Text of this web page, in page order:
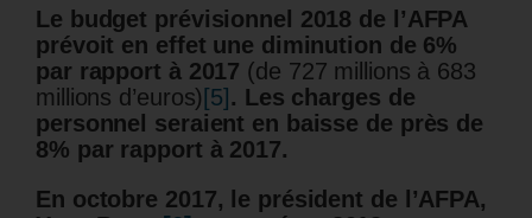
Le budget prévisionnel 2018 de l’AFPA
prévoit en effet une diminution de 6%
par rapport à 2017 (de 727 millions à 683
millions d’euros) [5] . Les charges de
personnel seraient en baisse de près de
8% par rapport à 2017.
En octobre 2017, le président de l’AFPA,